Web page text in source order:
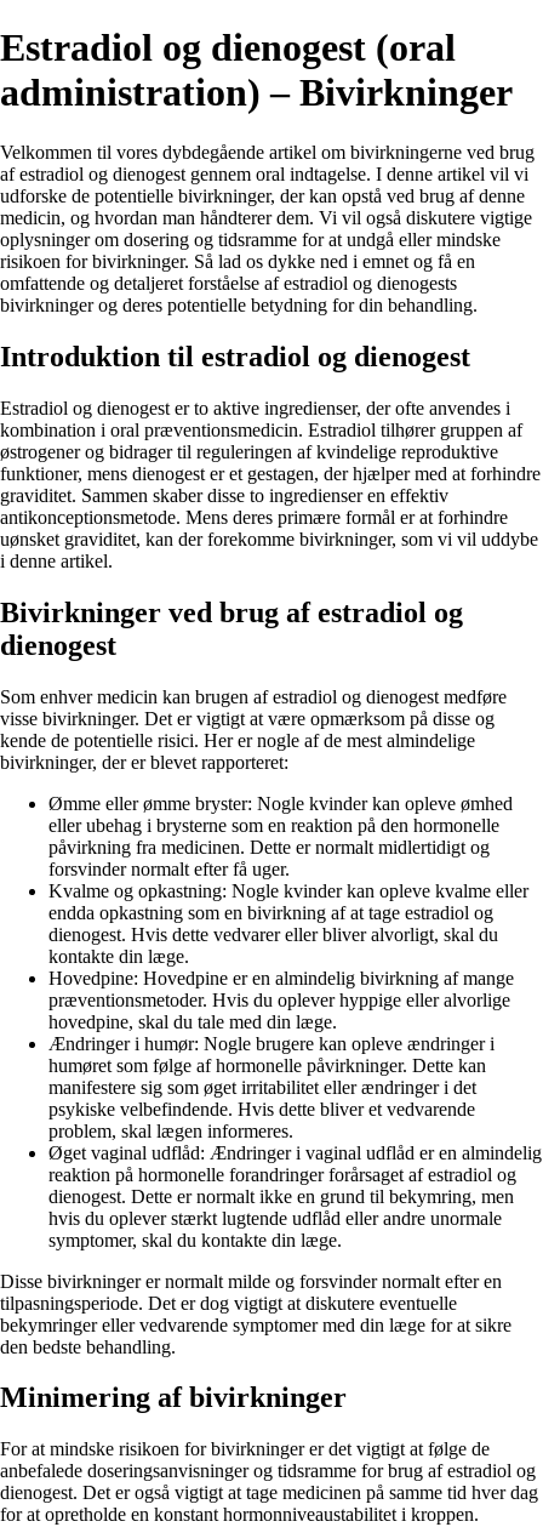
Estradiol og dienogest (oral
administration) – Bivirkninger
Velkommen til vores dybdegående artikel om bivirkningerne ved brug
af estradiol og dienogest gennem oral indtagelse. I denne artikel vil vi
udforske de potentielle bivirkninger, der kan opstå ved brug af denne
medicin, og hvordan man håndterer dem. Vi vil også diskutere vigtige
oplysninger om dosering og tidsramme for at undgå eller mindske
risikoen for bivirkninger. Så lad os dykke ned i emnet og få en
omfattende og detaljeret forståelse af estradiol og dienogests
bivirkninger og deres potentielle betydning for din behandling.
Introduktion til estradiol og dienogest
Estradiol og dienogest er to aktive ingredienser, der ofte anvendes i
kombination i oral præventionsmedicin. Estradiol tilhører gruppen af ​​
østrogener og bidrager til reguleringen af ​​kvindelige reproduktive
funktioner, mens dienogest er et gestagen, der hjælper med at forhindre
graviditet. Sammen skaber disse to ingredienser en effektiv
antikonceptionsmetode. Mens deres primære formål er at forhindre
uønsket graviditet, kan der forekomme bivirkninger, som vi vil uddybe
i denne artikel.
Bivirkninger ved brug af estradiol og
dienogest
Som enhver medicin kan brugen af estradiol og dienogest medføre
visse bivirkninger. Det er vigtigt at være opmærksom på disse og
kende de potentielle risici. Her er nogle af de mest almindelige
bivirkninger, der er blevet rapporteret:
Ømme eller ømme bryster: Nogle kvinder kan opleve ømhed
eller ubehag i brysterne som en reaktion på den hormonelle
påvirkning fra medicinen. Dette er normalt midlertidigt og
forsvinder normalt efter få uger.
Kvalme og opkastning: Nogle kvinder kan opleve kvalme eller
endda opkastning som en bivirkning af at tage estradiol og
dienogest. Hvis dette vedvarer eller bliver alvorligt, skal du
kontakte din læge.
Hovedpine: Hovedpine er en almindelig bivirkning af mange
præventionsmetoder. Hvis du oplever hyppige eller alvorlige
hovedpine, skal du tale med din læge.
Ændringer i humør: Nogle brugere kan opleve ændringer i
humøret som følge af hormonelle påvirkninger. Dette kan
manifestere sig som øget irritabilitet eller ændringer i det
psykiske velbefindende. Hvis dette bliver et vedvarende
problem, skal lægen informeres.
Øget vaginal udflåd: Ændringer i vaginal udflåd er en almindelig
reaktion på hormonelle forandringer forårsaget af estradiol og
dienogest. Dette er normalt ikke en grund til bekymring, men
hvis du oplever stærkt lugtende udflåd eller andre unormale
symptomer, skal du kontakte din læge.
Disse bivirkninger er normalt milde og forsvinder normalt efter en
tilpasningsperiode. Det er dog vigtigt at diskutere eventuelle
bekymringer eller vedvarende symptomer med din læge for at sikre
den bedste behandling.
Minimering af bivirkninger
For at mindske risikoen for bivirkninger er det vigtigt at følge de
anbefalede doseringsanvisninger og tidsramme for brug af estradiol og
dienogest. Det er også vigtigt at tage medicinen på samme tid hver dag
for at opretholde en konstant hormonniveaustabilitet i kroppen.